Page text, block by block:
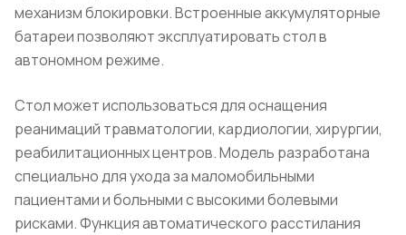
механизм блокировки. Встроенные аккумуляторные
батареи позволяют эксплуатировать стол в
автономном режиме.
Стол может использоваться для оснащения
реанимаций травматологии, кардиологии, хирургии,
реабилитационных центров. Модель разработана
специально для ухода за маломобильными
пациентами и больными с высокими болевыми
рисками. Функция автоматического расстилания